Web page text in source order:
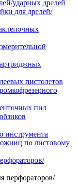
ударных дрелей
для дрелей/
пистолетов
пил
инструмента
по листовому
перфораторов/